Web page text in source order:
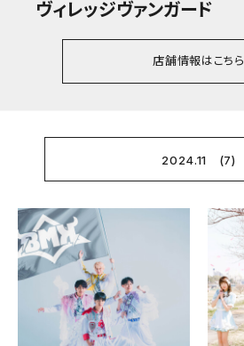
ヴィレッジヴァンガード
店舗情報はこちら
2024.11 (7)